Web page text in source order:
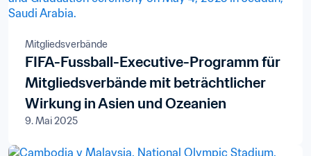
Mitgliedsverbände
FIFA-Fussball-Executive-Programm für
Mitgliedsverbände mit beträchtlicher
Wirkung in Asien und Ozeanien
9. Mai 2025